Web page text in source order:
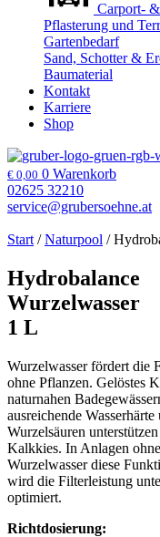
Carport-
Pflasterung und
Gartenbedarf
Sand, Schotter &
Baumaterial
Kontakt
Karriere
Shop
€ 0,00 0 Warenkorb
02625 32210
service@grubersoehne.at
Start /Naturpool /
Hydrobalance
Wurzelwasser
1 L
Wurzelwasser fördert die
ohne Pflanzen. Gelöstes
naturnahen
ausreichende
Wurzelsäuren
Kalkkies. In Anlagen
Wurzelwasser diese
wird die Filterleistung
optimiert.
Richtdosierung: